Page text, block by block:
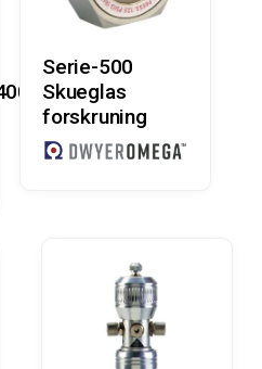
Serie-500
Skueglas
forskruning